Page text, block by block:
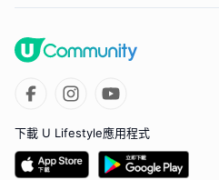
下載 U Lifestyle應用程式